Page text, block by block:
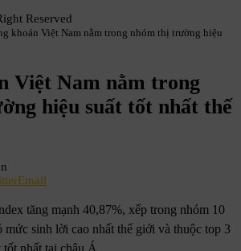
Reserved
khoán Việt Nam nằm trong nhóm thị trường hiệu
Việt Nam nằm trong
hiệu suất tốt nhất thế
Email
tăng mạnh 40,87%, xếp trong nhóm 10
mức sinh lời cao nhất thế giới và thuộc top 3